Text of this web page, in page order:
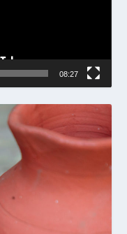
08:27